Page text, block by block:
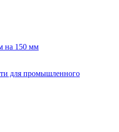
на 150 мм
для промышленного